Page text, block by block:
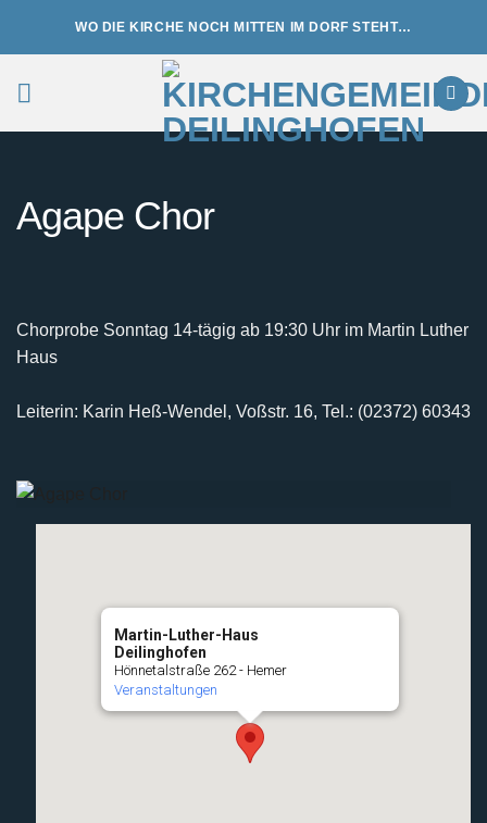
WO DIE KIRCHE NOCH MITTEN IM DORF STEHT…
Agape Chor
Chorprobe Sonntag 14-tägig ab 19:30 Uhr im Martin Luther
Haus
Leiterin: Karin Heß-Wendel, Voßstr. 16, Tel.: (02372) 60343
Martin-Luther-Haus
Deilinghofen
Hönnetalstraße 262 - Hemer
Veranstaltungen